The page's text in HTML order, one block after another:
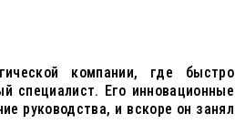
компании, где быстро
специалист. Его инновационные
руководства, и вскоре он занял